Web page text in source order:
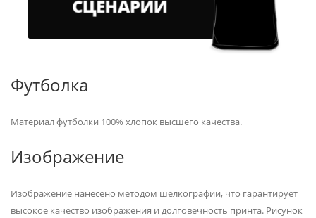
Футболка
Материал футболки 100% хлопок высшего качества.
Изображение
Изображение нанесено методом шелкографии, что гарантирует
высокое качество изображения и долговечность принта. Рисунок